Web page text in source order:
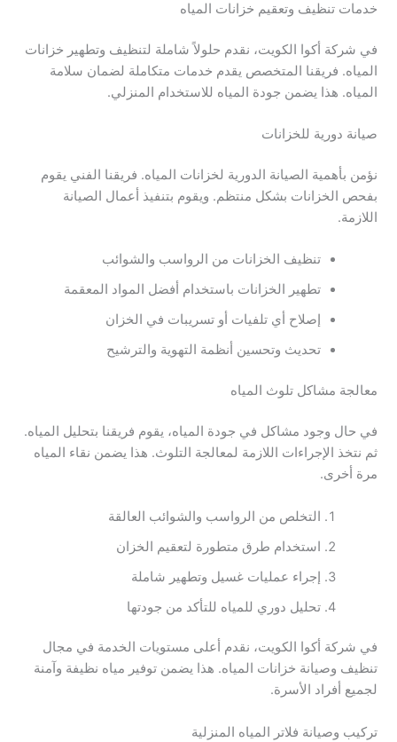
خدمات تنظيف وتعقيم خزانات المياه
في شركة أكوا الكويت، نقدم حلولاً شاملة لتنظيف وتطهير خزانات
المياه. فريقنا المتخصص يقدم خدمات متكاملة لضمان سلامة
المياه. هذا يضمن جودة المياه للاستخدام المنزلي.
صيانة دورية للخزانات
نؤمن بأهمية الصيانة الدورية لخزانات المياه. فريقنا الفني يقوم
بفحص الخزانات بشكل منتظم. ويقوم بتنفيذ أعمال الصيانة
اللازمة.
تنظيف الخزانات من الرواسب والشوائب
تطهير الخزانات باستخدام أفضل المواد المعقمة
إصلاح أي تلفيات أو تسريبات في الخزان
تحديث وتحسين أنظمة التهوية والترشيح
معالجة مشاكل تلوث المياه
في حال وجود مشاكل في جودة المياه، يقوم فريقنا بتحليل المياه.
ثم نتخذ الإجراءات اللازمة لمعالجة التلوث. هذا يضمن نقاء المياه
مرة أخرى.
التخلص من الرواسب والشوائب العالقة
استخدام طرق متطورة لتعقيم الخزان
إجراء عمليات غسيل وتطهير شاملة
تحليل دوري للمياه للتأكد من جودتها
في شركة أكوا الكويت، نقدم أعلى مستويات الخدمة في مجال
تنظيف وصيانة خزانات المياه. هذا يضمن توفير مياه نظيفة وآمنة
لجميع أفراد الأسرة.
تركيب وصيانة فلاتر المياه المنزلية